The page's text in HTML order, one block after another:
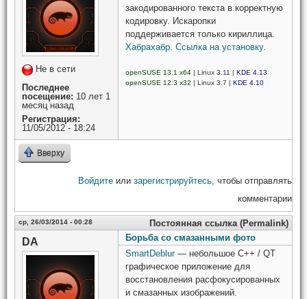
Не в сети
Последнее
посещение: 10 лет 1
месяц назад
Регистрация:
11/05/2012 - 18:24
закодированного текста в корректную
кодировку. Искаропки
поддерживается только кириллица.
Хабрахабр. Ссылка на установку.
openSUSE 13.1 x64 | Linux 3.11 | KDE 4.13
openSUSE 12.3 x32 | Linux 3.7 | KDE 4.10
Вверху
Войдите или зарегистрируйтесь, чтобы отправлять
комментарии
ср, 26/03/2014 - 00:28 Постоянная ссылка (Permalink)
DA
Борьба со смазанными фото
SmartDeblur— небольшое C++ / QT
графическое приложение для
восстановления расфокусированных
и смазанных изображений.